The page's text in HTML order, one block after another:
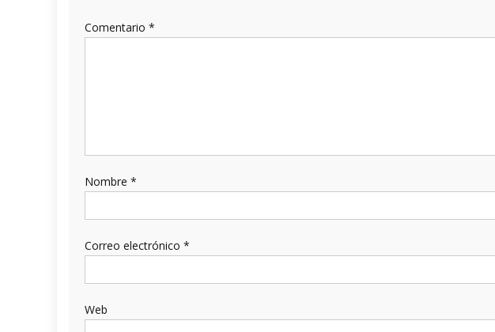
Comentario *
Nombre *
Correo electrónico *
Web